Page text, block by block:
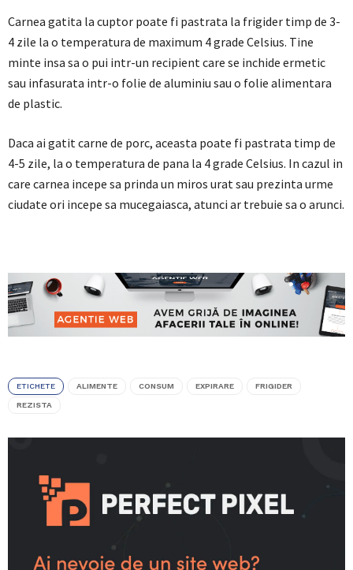
Carnea gatita la cuptor poate fi pastrata la frigider timp de 3-
4 zile la o temperatura de maximum 4 grade Celsius. Tine
minte insa sa o pui intr-un recipient care se inchide ermetic
sau infasurata intr-o folie de aluminiu sau o folie alimentara
de plastic.
Daca ai gatit carne de porc, aceasta poate fi pastrata timp de
4-5 zile, la o temperatura de pana la 4 grade Celsius. In cazul in
care carnea incepe sa prinda un miros urat sau prezinta urme
ciudate ori incepe sa mucegaiasca, atunci ar trebuie sa o arunci.
ETICHETE ALIMENTE CONSUM EXPIRARE FRIGIDER
REZISTA